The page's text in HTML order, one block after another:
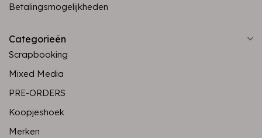
Betalingsmogelijkheden
Categorieën
Scrapbooking
Mixed Media
PRE-ORDERS
Koopjeshoek
Merken